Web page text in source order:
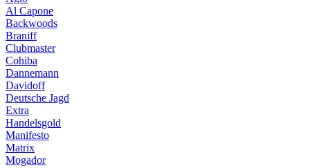
Al Capone
Backwoods
Braniff
Clubmaster
Cohiba
Dannemann
Davidoff
Deutsche Jagd
Extra
Handelsgold
Manifesto
Matrix
Mogador